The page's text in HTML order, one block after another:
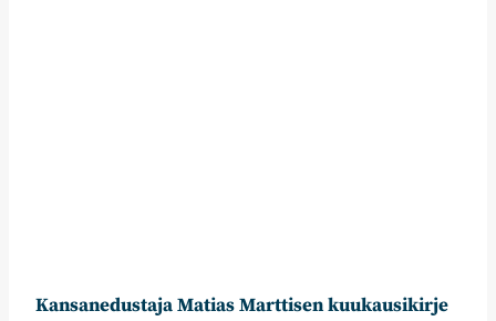
Kansanedustaja Matias Marttisen kuukausikirje